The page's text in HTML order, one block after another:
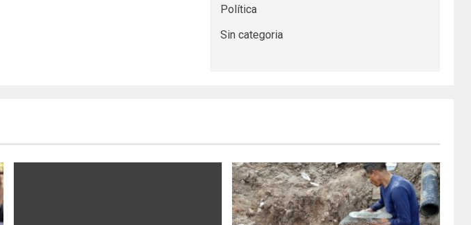
Política
Sin categoria